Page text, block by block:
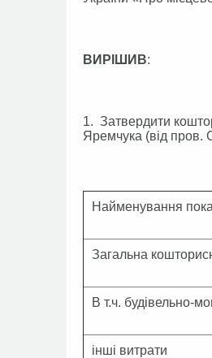
ВИРІШИВ:
1. Затвердити
Яремчука (від пров.
Найменування
Загальна
В т.ч. будівельно-
інші витрати